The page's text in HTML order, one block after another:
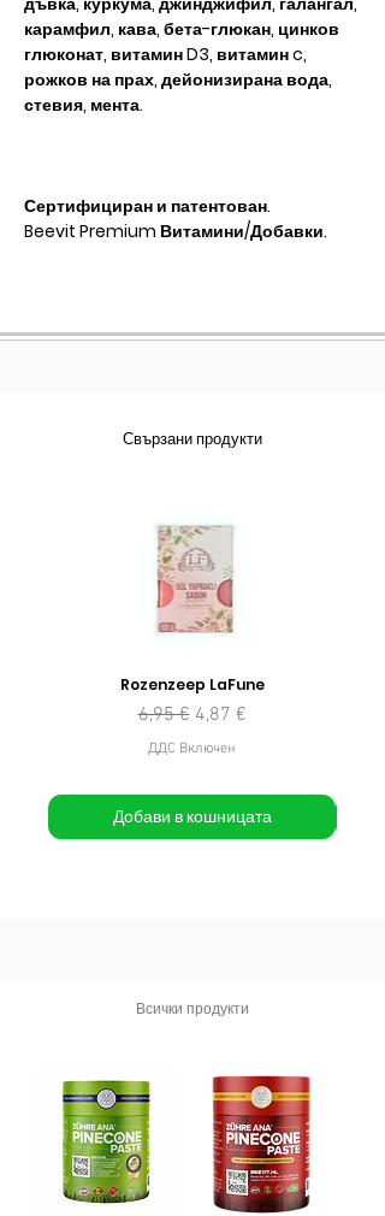
карамфил, кава, бета-глюкан, цинков
глюконат, витамин D3, витамин c,
рожков на прах, дейонизирана вода,
стевия, мента.
Сертифициран и патентован.
Beevit Premium Витамини/Добавки.
Свързани продукти
Rozenzeep LaFune
Редовна цена
6,95 € Продажна цена
4,87 €
ДДС Включен
Добави в кошницата
Всички продукти